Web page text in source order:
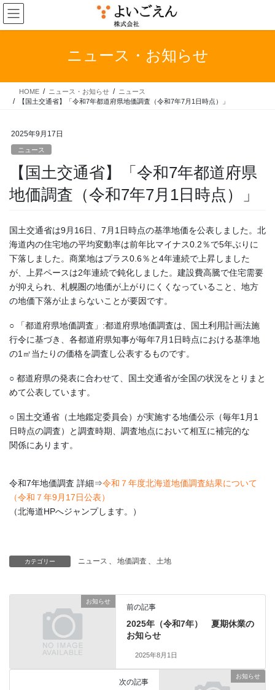
コ
ン
テ
ス
ナ
ビ
ゲ
ン
ニュース・お知らせ
HOME ニュース・お知らせ
ニュース
【国土交通省】「令和7年都道府県地価調査（令和7年7月1日時点）」
2025年9月17日
ニュース
【国土交通省】「令和7年都道府県
地価調査（令和7年7月1日時点）」
国土交通省は9月16日、7月1日時点の基準地価を公表しました。北
海道内の住宅地の平均変動率は前年比マイナス0.2％で5年ぶりに
下落しました。商業地はプラス0.6％と4年連続で上昇しました
が、上昇ペースは2年連続で鈍化しました。建設費高騰で住宅需要
が抑えられ、札幌圏の地価が上がりにくくなっていること、地方
の地価下落が止まらないことが要因です。
○ 「都道府県地価調査」:都道府県地価調査は、国土利用計画法施
行令に基づき、各都道府県知事が毎年7月1日時点における基準地
の1㎡当たりの価格を調査し公表するものです。
○ 都道府県の発表に合わせて、国土交通省が全国の状況をとりまと
めて公表しています。
○ 国土交通省（土地鑑定委員会）が実施する地価公示（毎年1月1
日時点の調査）と調査時期、調査地点において相互に補完的な
関係にあります。
令和7年地価調査 詳細⇒令和７年度北海道地価調査結果について
（令和７年9月17日公表）
（北海道HPへジャンプします。）
カテゴリー ニュース 、 地価調査 、 土地
お知らせ
前の記事
2025年（令和7年） 夏期休業の
お知らせ
2025年8月1日
お知らせ
次の記事